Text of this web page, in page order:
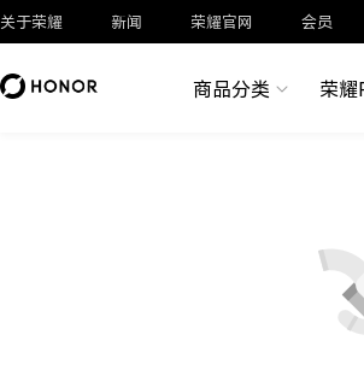
关于荣耀 新闻 荣耀官网 会员
商品分类 荣